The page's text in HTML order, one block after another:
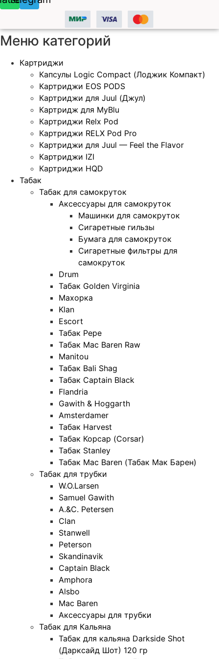
Меню категорий
Картриджи
Капсулы Logic Compact (Лоджик Компакт)
Картриджи EOS PODS
Картриджи для Juul (Джул)
Картридж для MyBlu
Картриджи Relx Pod
Картриджи RELX Pod Pro
Картриджи для Juul — Feel the Flavor
Картриджи IZI
Картриджи HQD
Табак
Табак для самокруток
Аксессуары для самокруток
Машинки для самокруток
Сигаретные гильзы
Бумага для самокруток
Сигаретные фильтры для
самокруток
Drum
Табак Golden Virginia
Махорка
Klan
Escort
Табак Pepe
Табак Mac Baren Raw
Manitou
Табак Bali Shag
Табак Captain Black
Flandria
Gawith & Hoggarth
Amsterdamer
Табак Harvest
Табак Корсар (Corsar)
Табак Stanley
Табак Mac Baren (Табак Мак Барен)
Табак для трубки
W.O.Larsen
Samuel Gawith
A.&C. Petersen
Clan
Stanwell
Peterson
Skandinavik
Captain Black
Amphora
Alsbo
Mac Baren
Аксессуары для трубки
Табак для Кальяна
Табак для кальяна Darkside Shot
(Дарксайд Шот) 120 гр